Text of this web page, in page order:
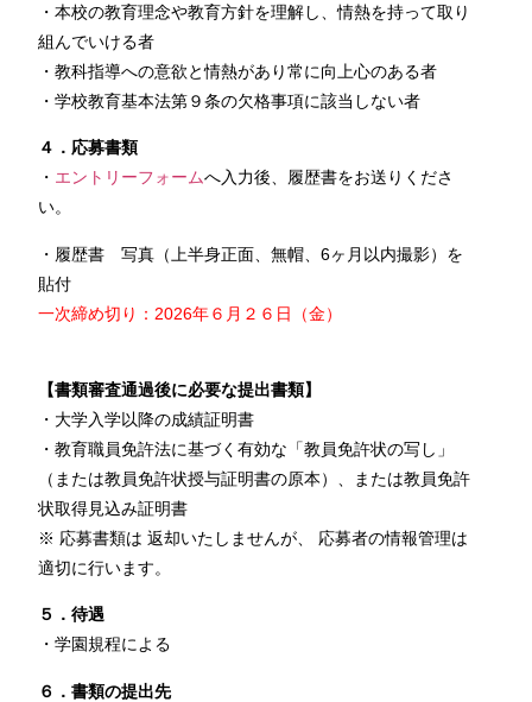
・本校の教育理念や教育方針を理解し、情熱を持って取り
組んでいける者
・教科指導への意欲と情熱があり常に向上心のある者
・学校教育基本法第９条の欠格事項に該当しない者
４．応募書類
・ エントリーフォームへ入力後、履歴書をお送りくださ
い。
・履歴書 写真（上半身正面、無帽、6ヶ月以内撮影）を
貼付
一次締め切り：2026年６月２６日（金）
【書類審査通過後に必要な提出書類】
・大学入学以降の成績証明書
・教育職員免許法に基づく有効な「教員免許状の写し」
（または教員免許状授与証明書の原本）、または教員免許
状取得見込み証明書
※ 応募書類は 返却いたしませんが、 応募者の情報管理は
適切に行います。
５．待遇
・学園規程による
６．書類の提出先